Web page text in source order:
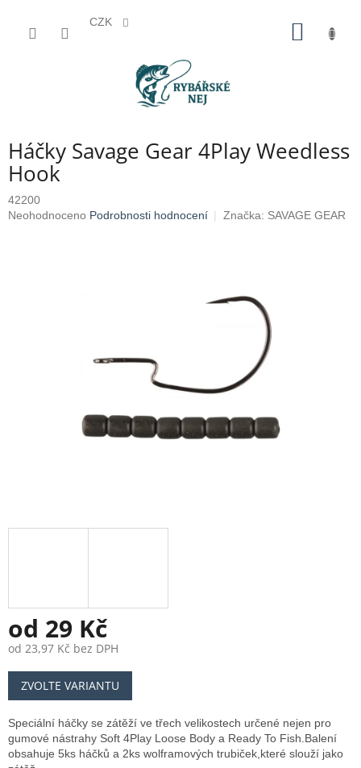
CZK
Háčky Savage Gear 4Play Weedless
Hook
42200
Průměrné
Neohodnoceno Podrobnosti hodnocení Značka: SAVAGE GEAR
od 29 Kč
od 23,97 Kč bez DPH
Měrná
cena:
ZVOLTE VARIANTU
Speciální háčky se zátěží ve třech velikostech určené nejen pro
gumové nástrahy Soft 4Play Loose Body a Ready To Fish.Balení
obsahuje 5ks háčků a 2ks wolframových trubiček,které slouží jako